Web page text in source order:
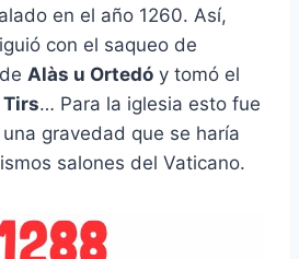
en el año 1260. Así,
con el saqueo de
Alàs u Ortedó y tomó el
Tirs… Para la iglesia esto fue
gravedad que se haría
salones del Vaticano.